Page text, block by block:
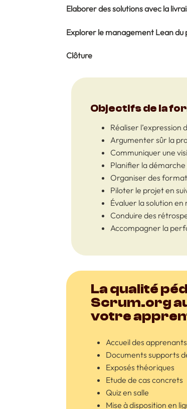
Elaborer des solutions avec la
Explorer le management Lean du
Clôture
Objectifs de la
Réaliser l’expression
Argumenter sûr la
Communiquer une
Planifier la démarche
Organiser des
Piloter le projet en
Évaluer la solution
Conduire des
Accompagner la
La qualité
Scrum.org
votre
Accueil des
Documents supports
Exposés théoriques
Etude de cas concrets
Quiz en salle
Mise à disposition en